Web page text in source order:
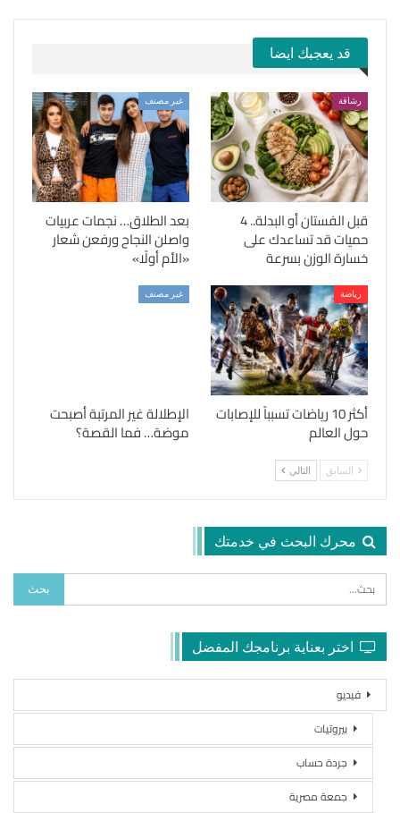
قد يعجبك ايضا
رشاقة
قبل الفستان أو البدلة.. 4
حميات قد تساعدك على
خسارة الوزن بسرعة
غير مصنف
بعد الطلاق… نجمات عربيات
واصلن النجاح ورفعن شعار
«الأم أولًا»
رياضة
أكثر 10 رياضات تسبباً للإصابات
حول العالم
غير مصنف
الإطلالة غير المرتبة أصبحت
موضة… فما القصة؟
السابق التالي
محرك البحث في خدمتك
اختر بعناية برنامجك المفضل
فيديو
بيروتيات
جردة حساب
جمعة مصرية